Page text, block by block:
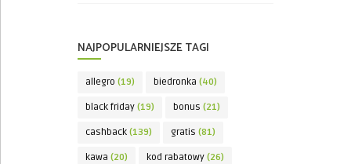
NAJPOPULARNIEJSZE TAGI
allegro (19) biedronka (40)
black friday (19) bonus (21)
cashback (139) gratis (81)
kawa (20) kod rabatowy (26)